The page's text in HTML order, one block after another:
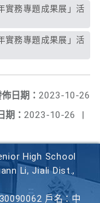
日期： 2023-10-26
期： 2023-10-26 |
High School
Li, Jiali Dist.,
戶名：中